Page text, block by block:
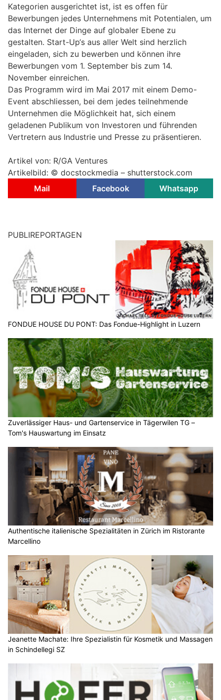
Kategorien ausgerichtet ist, ist es offen für
Bewerbungen jedes Unternehmens mit Potentialen, um
das Internet der Dinge auf globaler Ebene zu
gestalten. Start-Up‘s aus aller Welt sind herzlich
eingeladen, sich zu bewerben und können ihre
Bewerbungen vom 1. September bis zum 14.
November einreichen.
Das Programm wird im Mai 2017 mit einem Demo-
Event abschliessen, bei dem jedes teilnehmende
Unternehmen die Möglichkeit hat, sich einem
geladenen Publikum von Investoren und führenden
Vertretern aus Industrie und Presse zu präsentieren.
Artikel von: R/GA Ventures
Artikelbild: © docstockmedia – shutterstock.com
Mail
Facebook Whatsapp
PUBLIREPORTAGEN
FONDUE HOUSE DU PONT: Das Fondue-Highlight in Luzern
Zuverlässiger Haus- und Gartenservice in Tägerwilen TG –
Tom's Hauswartung im Einsatz
Authentische italienische Spezialitäten in Zürich im Ristorante
Marcellino
Jeanette Machate: Ihre Spezialistin für Kosmetik und Massagen
in Schindellegi SZ